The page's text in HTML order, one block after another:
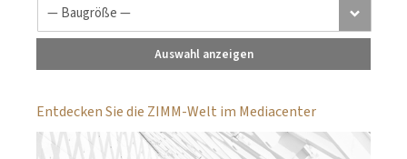
Auswahl anzeigen
Entdecken Sie die ZIMM-Welt im Mediacenter